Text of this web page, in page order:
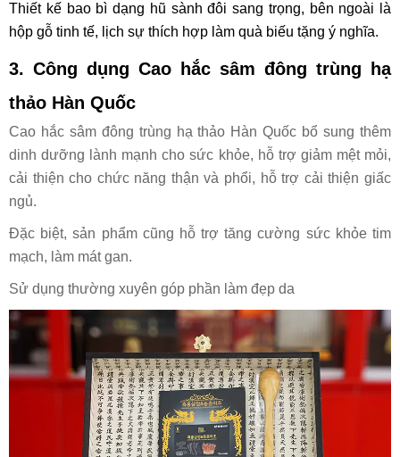
Thiết kế bao bì dạng hũ sành đôi sang trọng, bên ngoài là
hộp gỗ tinh tế, lịch sự thích hợp làm quà biếu tặng ý nghĩa.
3. Công dụng Cao hắc sâm đông trùng hạ
thảo Hàn Quốc
Cao hắc sâm đông trùng hạ thảo Hàn Quốc bổ sung thêm
dinh dưỡng lành mạnh cho sức khỏe, hỗ trợ giảm mệt mỏi,
cải thiện cho chức năng thận và phổi, hỗ trợ cải thiện giấc
ngủ.
Đặc biệt, sản phẩm cũng hỗ trợ tăng cường sức khỏe tim
mạch, làm mát gan.
Sử dụng thường xuyên góp phần làm đẹp da